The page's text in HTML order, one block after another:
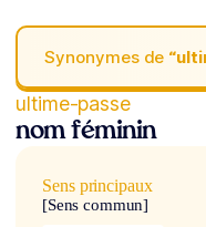
Synonymes de
ultime-passe
nom féminin
Sens principaux
[Sens commun]